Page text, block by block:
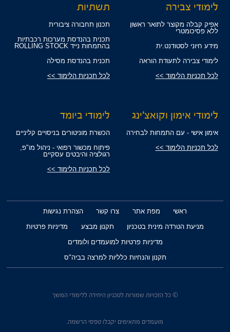
לימודי צבירה
אפיק קבלה מקוצר לתואר ראשון
ללא פסיכומטרי
מידע חיוני לסטודנט.ית
לימודי צבירה לתעודת הוראה
לכל תכניות הלימוד >>
תשתיות
תכנון תחבורה ציבורית
תכנית בהנדסת מערכות רכבתיות
בהתמחות נייד ROLLING STOCK
תכנית בהנדסת מסילה
לכל תכניות הלימוד >>
לימודי אימון וקואצ'ינג
אימון אישי - עם התמחות לבחירה
לכל תכניות הלימוד >>
לימודי ביומד
הכשרת מוניטורים בניסויים קליניים
פיתוח מכשור רפואי - ניהול מו"פ,
רגולציה והיבטים עסקיים
לכל תכניות הלימוד >>
ראשי מפת אתר צרו קשר
הצהרת נגישות
מניעת הטרדה מינית בטכניון
תקנון מבצע
מדיניות פרטיות
מדיניות פרטיות למועמדים ולומדים
תקנון והנחיות כלליות למרצה בביה"ס
© כל הזכויות שמורות לטכניון היחידה ללימודי המשך
מועמדים מתאימים יקבלו טפסי הרשמה.